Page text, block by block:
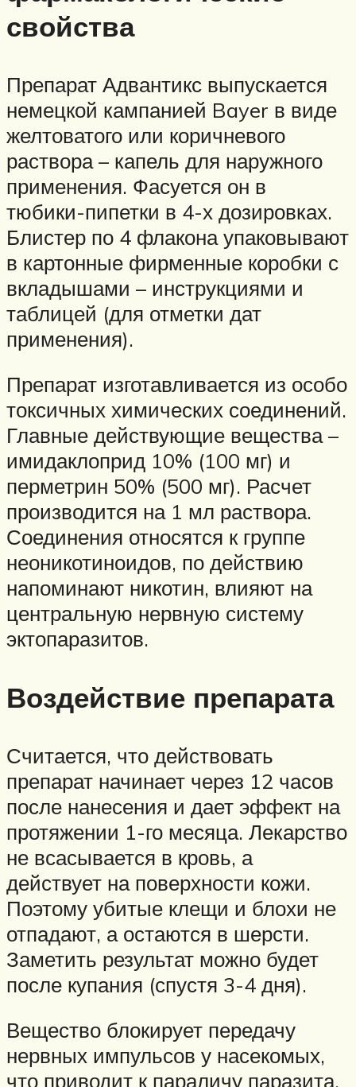
свойства
Препарат Адвантикс выпускается
немецкой кампанией Bayer в виде
желтоватого или коричневого
раствора – капель для наружного
применения. Фасуется он в
тюбики-пипетки в 4-х дозировках.
Блистер по 4 флакона упаковывают
в картонные фирменные коробки с
вкладышами – инструкциями и
таблицей (для отметки дат
применения).
Препарат изготавливается из особо
токсичных химических соединений.
Главные действующие вещества –
имидаклоприд 10% (100 мг) и
перметрин 50% (500 мг). Расчет
производится на 1 мл раствора.
Соединения относятся к группе
неоникотиноидов, по действию
напоминают никотин, влияют на
центральную нервную систему
эктопаразитов.
Воздействие препарата
Считается, что действовать
препарат начинает через 12 часов
после нанесения и дает эффект на
протяжении 1-го месяца. Лекарство
не всасывается в кровь, а
действует на поверхности кожи.
Поэтому убитые клещи и блохи не
отпадают, а остаются в шерсти.
Заметить результат можно будет
после купания (спустя 3-4 дня).
Вещество блокирует передачу
нервных импульсов у насекомых,
что приводит к параличу паразита.